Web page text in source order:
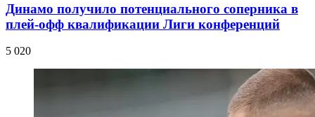
Динамо получило потенциального соперника в
плей-офф квалификации Лиги конференций
5 020